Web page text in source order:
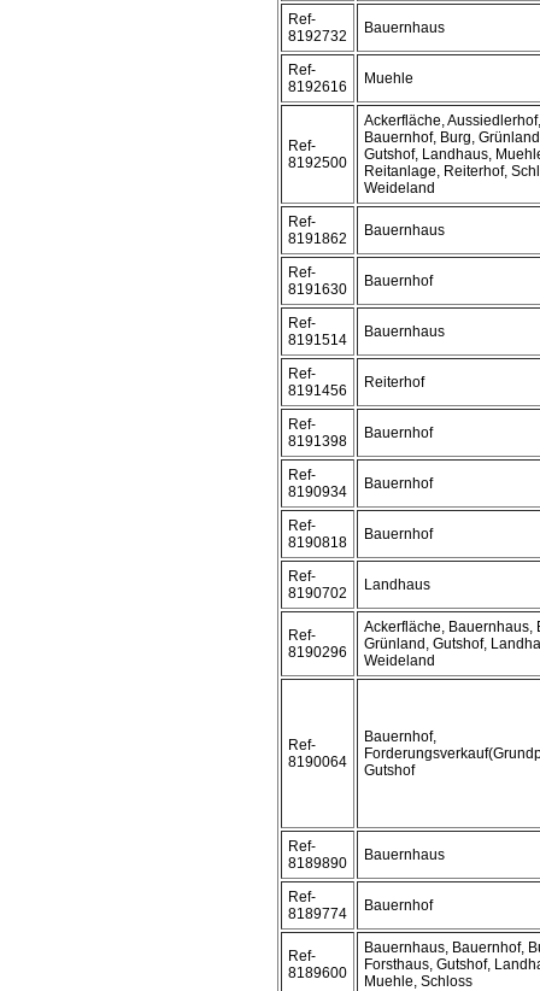
Ref-
8192732
Bauernhaus
Ref-
8192616
Muehle
Ref-
8192500
Ackerfläche, Aussiedlerhof,
Bauernhof, Burg,
Gutshof, Landhaus,
Reitanlage, Reiterhof,
Weideland
Ref-
8191862
Bauernhaus
Ref-
8191630
Bauernhof
Ref-
8191514
Bauernhaus
Ref-
8191456
Reiterhof
Ref-
8191398
Bauernhof
Ref-
8190934
Bauernhof
Ref-
8190818
Bauernhof
Ref-
8190702
Landhaus
Ref-
8190296
Ackerfläche, Bauernhaus,
Grünland, Gutshof,
Weideland
Ref-
8190064
Bauernhof,
Gutshof
Ref-
8189890
Bauernhaus
Ref-
8189774
Bauernhof
Ref-
8189600
Bauernhaus, Bauernhof,
Forsthaus, Gutshof,
Muehle, Schloss